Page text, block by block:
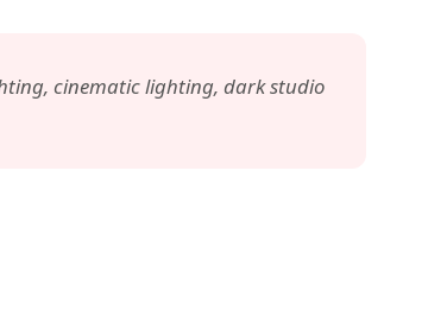
cinematic lighting, dark studio